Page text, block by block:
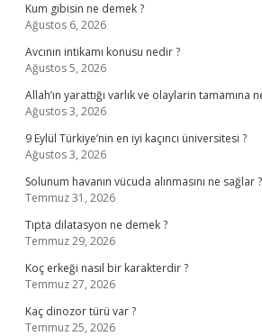
Kum gibisin ne demek ?
Ağustos 6, 2026
Avcının intikamı konusu nedir ?
Ağustos 5, 2026
Allah’ın yarattığı varlık ve olaylarin tamamına
Ağustos 3, 2026
9 Eylül Türkiye’nin en iyi kaçıncı üniversitesi ?
Ağustos 3, 2026
Solunum havanın vücuda alınmasını ne sağlar ?
Temmuz 31, 2026
Tıpta dilatasyon ne demek ?
Temmuz 29, 2026
Koç erkeği nasıl bir karakterdir ?
Temmuz 27, 2026
Kaç dinozor türü var ?
Temmuz 25, 2026